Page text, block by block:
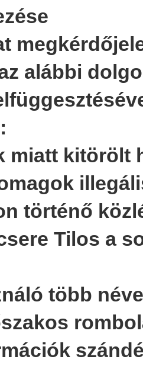
alábbi
miatt kitörölt
történő
Tilos a
több